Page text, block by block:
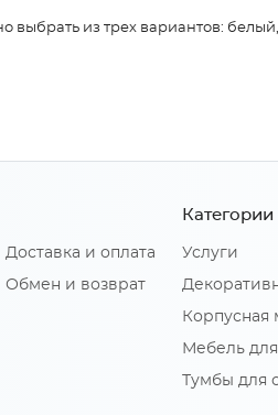
выбрать из трех вариантов:
Доставка и оплата
Обмен и возврат
Категории
Услуги
Корпусная
Мебель
Тумбы для